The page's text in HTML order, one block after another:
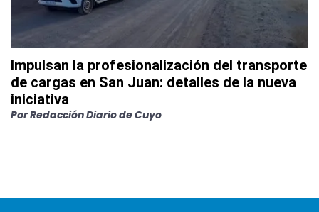
Impulsan la profesionalización del transporte
de cargas en San Juan: detalles de la nueva
iniciativa
PorRedacción Diario de Cuyo